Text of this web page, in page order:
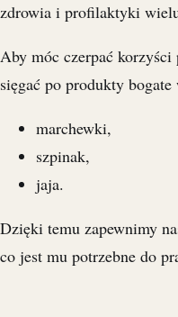
zdrowia i profilaktyki
Aby móc czerpać
sięgać po produkty
marchewki,
szpinak,
jaja.
Dzięki temu zapewnimy
co jest mu potrzebne do